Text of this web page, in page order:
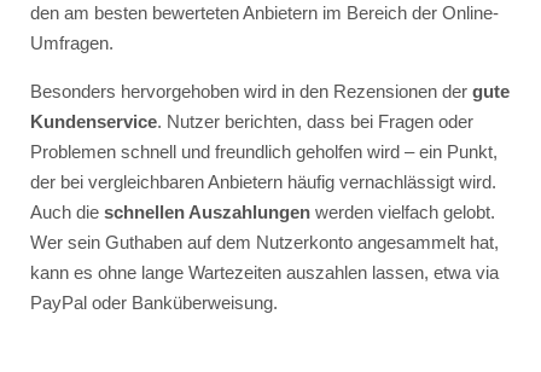
den am besten bewerteten Anbietern im Bereich der Online-
Umfragen.
Besonders hervorgehoben wird in den Rezensionen der gute
Kundenservice. Nutzer berichten, dass bei Fragen oder
Problemen schnell und freundlich geholfen wird – ein Punkt,
der bei vergleichbaren Anbietern häufig vernachlässigt wird.
Auch die schnellen Auszahlungenwerden vielfach gelobt.
Wer sein Guthaben auf dem Nutzerkonto angesammelt hat,
kann es ohne lange Wartezeiten auszahlen lassen, etwa via
PayPal oder Banküberweisung.